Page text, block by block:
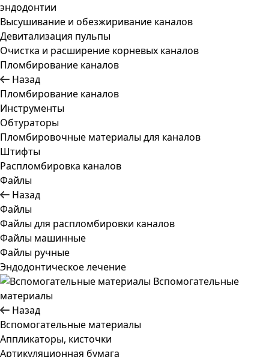
эндодонтии
Высушивание и обезжиривание каналов
Девитализация пульпы
Очистка и расширение корневых каналов
Пломбирование каналов
Назад
Пломбирование каналов
Инструменты
Обтураторы
Пломбировочные материалы для каналов
Штифты
Распломбировка каналов
Файлы
Назад
Файлы
Файлы для распломбировки каналов
Файлы машинные
Файлы ручные
Эндодонтическое лечение
Вспомогательные
материалы
Назад
Вспомогательные материалы
Аппликаторы, кисточки
Артикуляционная бумага